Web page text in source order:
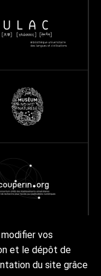
Ressources
Persée
vos
et le dépôt de
du site grâce